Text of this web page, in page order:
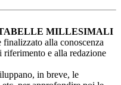
TABELLE MILLESIMALI
alla conoscenza
e alla redazione
in breve, le